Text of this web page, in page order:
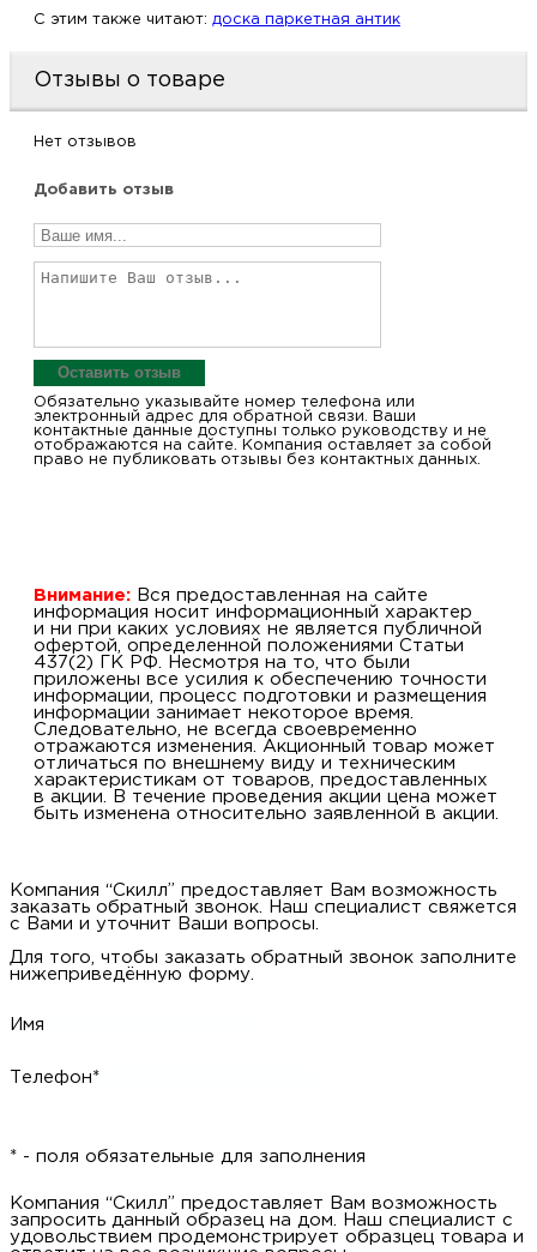
C этим также читают: доска паркетная антик
Отзывы о товаре
Нет отзывов
Добавить отзыв
Оставить отзыв
Обязательно указывайте номер телефона или
электронный адрес для обратной связи. Ваши
контактные данные доступны только руководству и не
отображаются на сайте. Компания оставляет за собой
право не публиковать отзывы без контактных данных.
Внимание: Вся предоставленная на сайте
информация носит информационный характер
и ни при каких условиях не является публичной
офертой, определенной положениями Статьи
437(2) ГК РФ. Несмотря на то, что были
приложены все усилия к обеспечению точности
информации, процесс подготовки и размещения
информации занимает некоторое время.
Следовательно, не всегда своевременно
отражаются изменения. Акционный товар может
отличаться по внешнему виду и техническим
характеристикам от товаров, предоставленных
в акции. В течение проведения акции цена может
быть изменена относительно заявленной в акции.
Компания “Скилл” предоставляет Вам возможность
заказать обратный звонок. Наш специалист свяжется
с Вами и уточнит Ваши вопросы.
Для того, чтобы заказать обратный звонок заполните
нижеприведённую форму.
Имя
Телефон*
* - поля обязательные для заполнения
Компания “Скилл” предоставляет Вам возможность
запросить данный образец на дом. Наш специалист с
удовольствием продемонстрирует образцец товара и